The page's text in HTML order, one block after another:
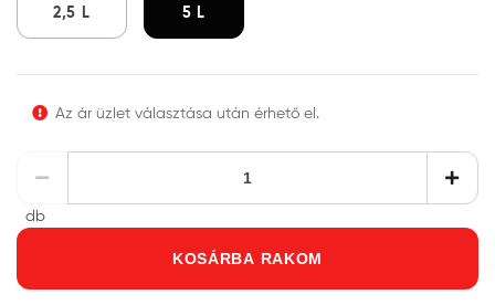
2,5 L 5 L
Az ár üzlet választása után érhető el.
db
KOSÁRBA RAKOM